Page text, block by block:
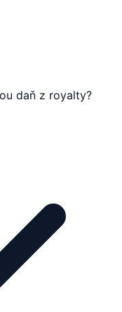
daň z royalty?